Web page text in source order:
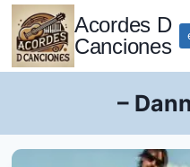
Saltar
contenido
Acordes D
Canciones
–